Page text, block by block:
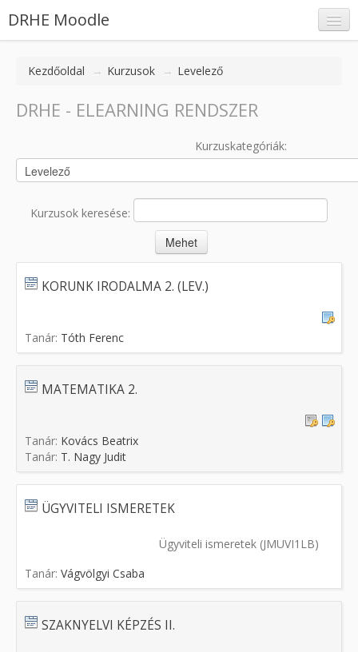
DRHE Moodle
Kezdőoldal → Kurzusok → Levelező
DRHE - ELEARNING RENDSZER
Kurzuskategóriák:
Kurzusok keresése:
KORUNK IRODALMA 2. (LEV.)
Tanár: Tóth Ferenc
MATEMATIKA 2.
Tanár: Kovács Beatrix
Tanár: T. Nagy Judit
ÜGYVITELI ISMERETEK
Ügyviteli ismeretek (JMUVI1LB)
Tanár: Vágvölgyi Csaba
SZAKNYELVI KÉPZÉS II.